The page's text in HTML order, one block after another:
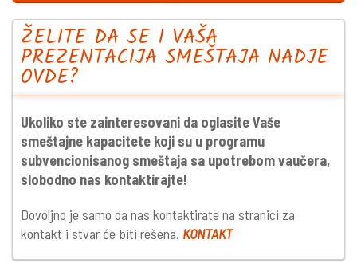
ŽELITE DA SE I VAŠA
PREZENTACIJA SMEŠTAJA NADJE
OVDE?
Ukoliko ste zainteresovani da oglasite Vaše
smeštajne kapacitete koji su u programu
subvencionisanog smeštaja sa upotrebom vaučera,
slobodno nas kontaktirajte!
Dovoljno je samo da nas kontaktirate na stranici za
kontakt i stvar će biti rešena. KONTAKT